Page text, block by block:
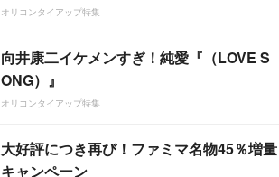
オリコンタイアップ特集
向井康二イケメンすぎ！純愛『（LOVE S
ONG）』
オリコンタイアップ特集
大好評につき再び！ファミマ名物45％増量
キャンペーン